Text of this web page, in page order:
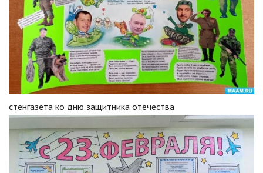
стенгазета ко дню защитника отечества